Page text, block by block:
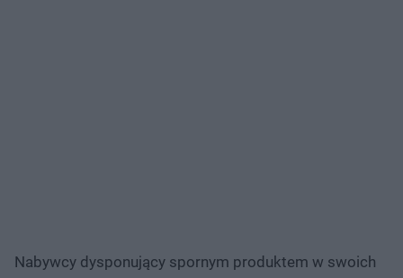
Nabywcy dysponujący spornym produktem w swoich